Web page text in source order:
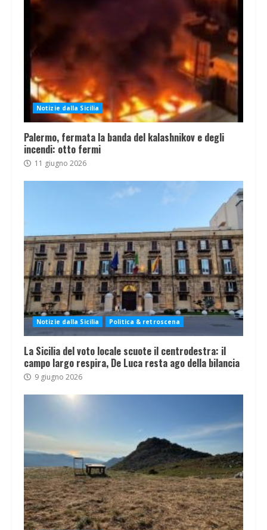
Notizie dalla Sicilia
Palermo, fermata la banda del kalashnikov e degli
incendi: otto fermi
11 giugno 2026
Notizie dalla Sicilia Politica & retroscena
La Sicilia del voto locale scuote il centrodestra: il
campo largo respira, De Luca resta ago della bilancia
9 giugno 2026